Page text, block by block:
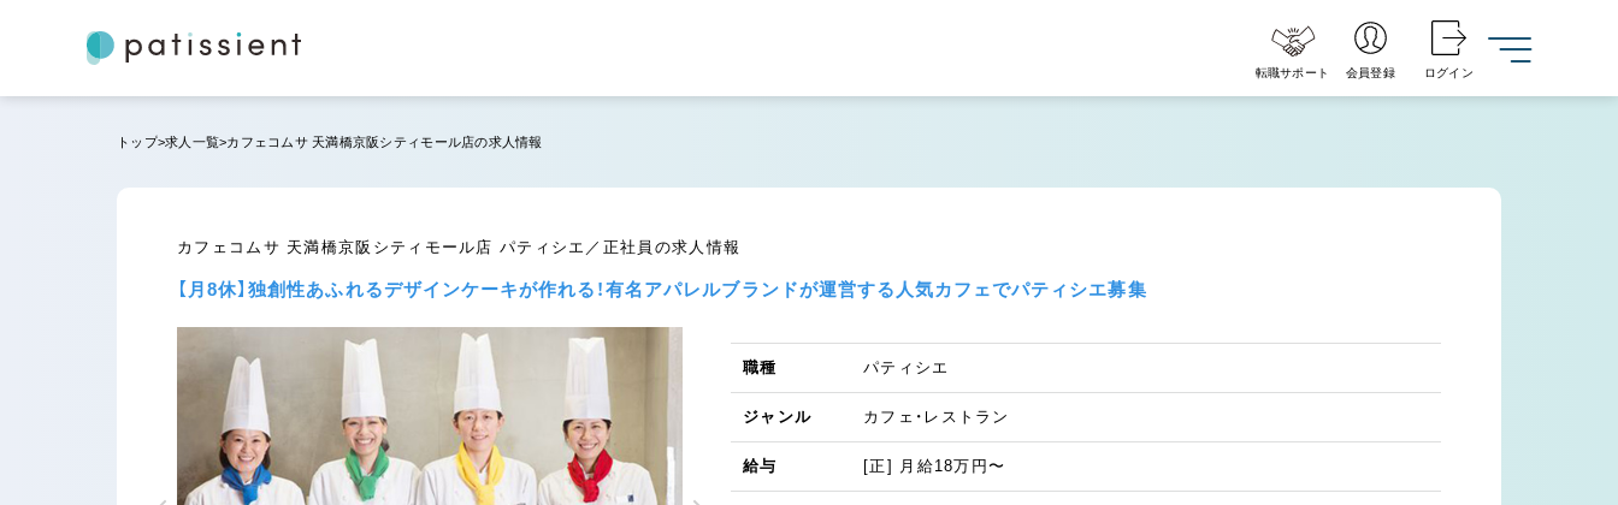
転職サポート 会員登録 ログイン
トップ 求人一覧 カフェコムサ 天満橋京阪シティモール店の求人情報
カフェコムサ 天満橋京阪シティモール店 パティシエ／正社員の求人情報
【月8休】独創性あふれるデザインケーキが作れる！有名アパレルブランドが運営する人気カフェでパティシエ募集
職種 パティシエ
ジャンル カフェ・レストラン
給与 [正] 月給18万円〜